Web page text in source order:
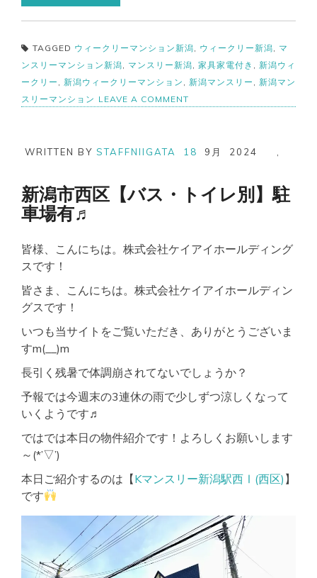
TAGGED ウィークリーマンション新潟 ウィークリー新潟
マ
ンスリーマンション新潟
マンスリー新潟 家具家電付き
新潟ウィ
ークリー
新潟ウィークリーマンション 新潟マンスリー
新潟マン
スリーマンション LEAVE A COMMENT
新
口
徒
【バ
イ
レ
ー
ッ
付
WRITTEN BY STAFFNIIGATA 18 9月 2024
新潟市西区【バス・トイレ別】駐
車場有♬
皆様、こんにちは。株式会社ケイアイホールディング
スです！
皆さま、こんにちは。株式会社ケイアイホールディン
グスです！
いつも当サイトをご覧いただき、ありがとうございま
すm(__)m
長引く残暑で体調崩されてないでしょうか？
予報では今週末の3連休の雨で少しずつ涼しくなって
いくようです♬
ではでは本日の物件紹介です！よろしくお願いします
～(*’▽’)
本日ご紹介するのは【Kマンスリー新潟駅西Ⅰ(西区) 】
です